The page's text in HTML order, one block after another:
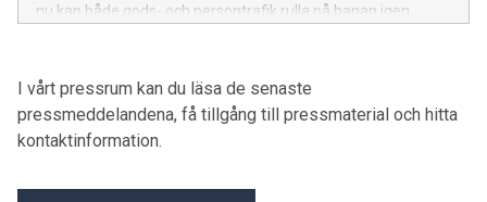
nu kan både gods- och persontrafik rulla på banan igen.
I vårt pressrum kan du läsa de senaste
pressmeddelandena, få tillgång till pressmaterial och hitta
kontaktinformation.